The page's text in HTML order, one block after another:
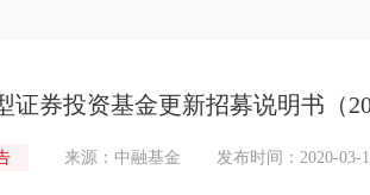
证券投资基金更新招募说明书（
来源：中融基金 发布时间：2020-03-